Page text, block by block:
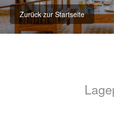
Zurück zur Startseite